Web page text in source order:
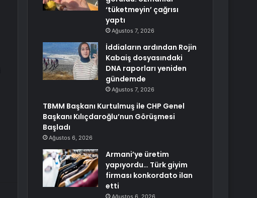
‘tüketmeyin’ çağrısı
yaptı
Ağustos 7, 2026
İddiaların ardından Rojin
Kabaiş dosyasındaki
DNA raporları yeniden
gündemde
Ağustos 7, 2026
TBMM Başkanı Kurtulmuş ile CHP Genel
Başkanı Kılıçdaroğlu’nun Görüşmesi
Başladı
Ağustos 6, 2026
Armani’ye üretim
yapıyordu… Türk giyim
firması konkordato ilan
etti
Ağustos 6, 2026